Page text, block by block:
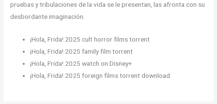
pruebas y tribulaciones de la vida se le presentan, las afronta con su
desbordante imaginación.
¡Hola, Frida! 2025 cult horror films torrent
¡Hola, Frida! 2025 family film torrent
¡Hola, Frida! 2025 watch on Disney+
¡Hola, Frida! 2025 foreign films torrent download